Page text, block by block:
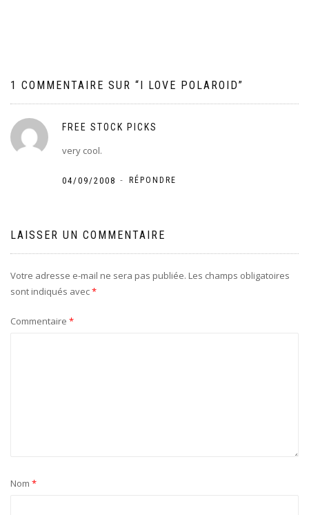
1 COMMENTAIRE SUR “I LOVE POLAROID”
FREE STOCK PICKS
very cool.
04/09/2008 - RÉPONDRE
LAISSER UN COMMENTAIRE
Votre adresse e-mail ne sera pas publiée. Les champs obligatoires
sont indiqués avec*
Commentaire *
Nom *